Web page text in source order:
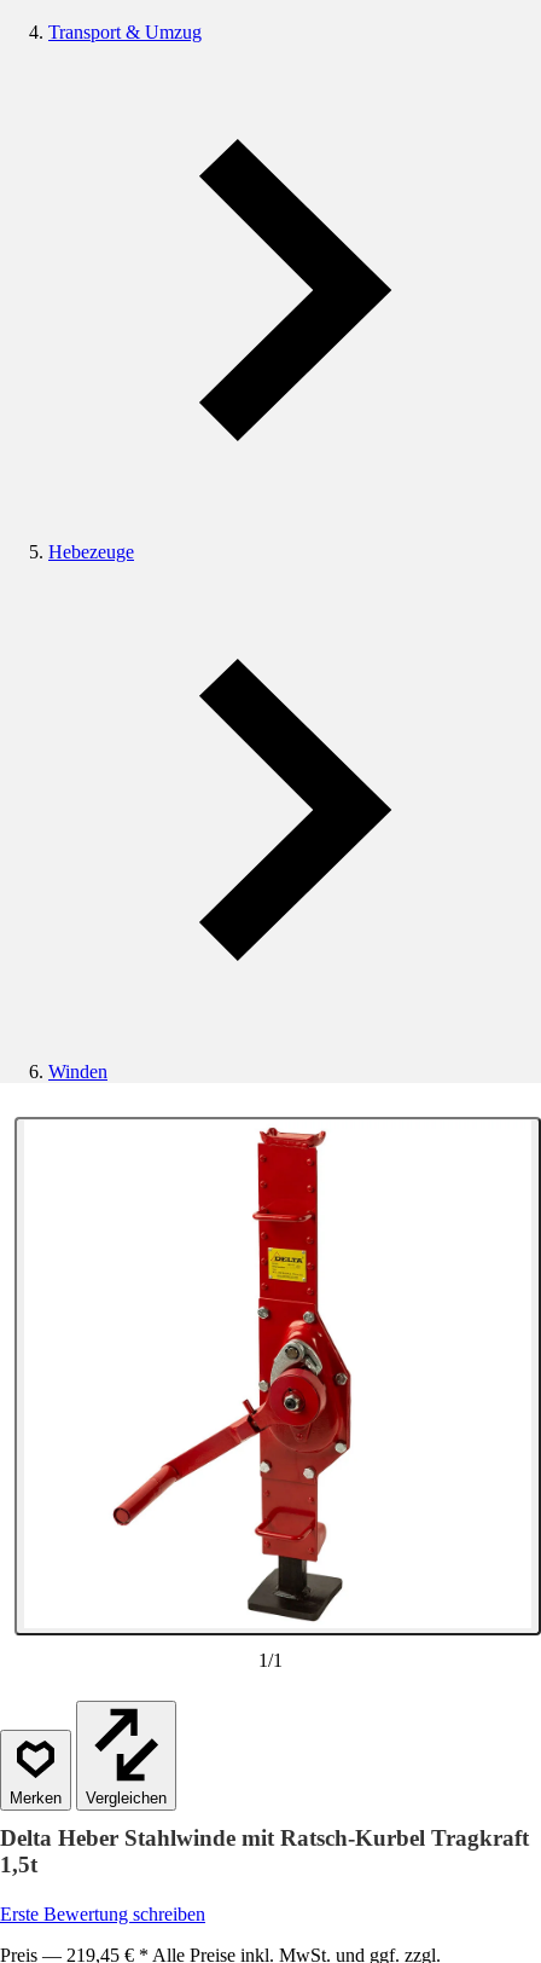
Transport & Umzug
Hebezeuge
Winden
1/1
Vergleichen
Delta Heber Stahlwinde mit Ratsch-Kurbel Tragkraft
1,5t
Erste Bewertung schreiben
Preis — 219,45 € * Alle Preise inkl. MwSt. und ggf. zzgl.